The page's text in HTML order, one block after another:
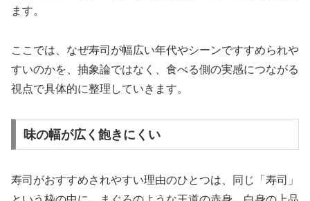
ます。
ここでは、なぜ寿司が幅広い年代やシーンですすめられや
すいのかを、抽象論ではなく、食べる側の実感につながる
視点で具体的に整理していきます。
味の幅が広く飽きにくい
寿司がおすすめされやすい理由のひとつは、同じ「寿司」